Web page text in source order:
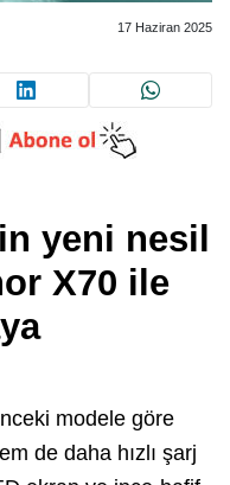
17 Haziran 2025
yeni nesil
X70 ile
modele göre
de daha hızlı şarj